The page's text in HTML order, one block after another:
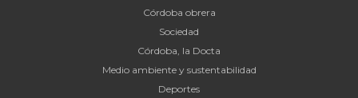
Córdoba obrera
Sociedad
Córdoba, la Docta
Medio ambiente y sustentabilidad
Deportes